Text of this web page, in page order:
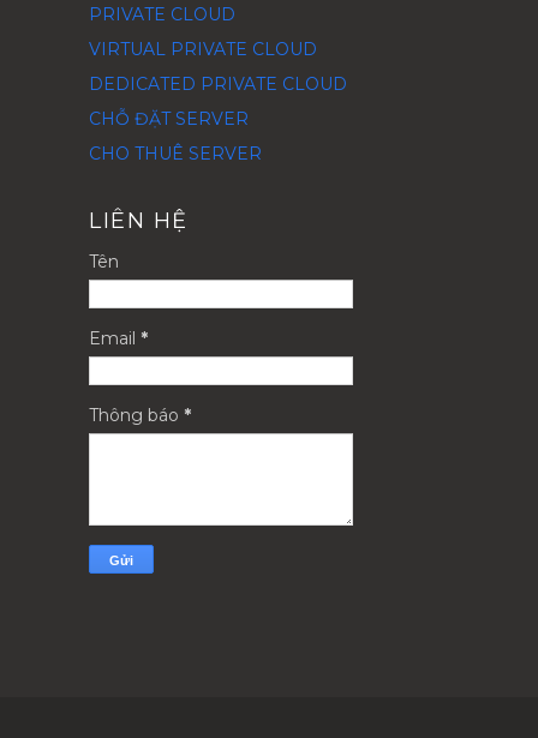
PRIVATE CLOUD
VIRTUAL PRIVATE CLOUD
DEDICATED PRIVATE CLOUD
CHỖ ĐẶT SERVER
CHO THUÊ SERVER
LIÊN HỆ
Tên
Email *
Thông báo *